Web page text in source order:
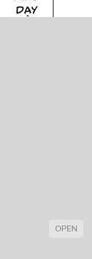
OPEN